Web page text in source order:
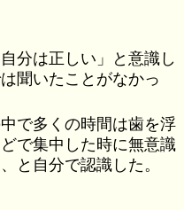
分は正しい」と意識し
聞いたことがなかっ
で多くの時間は歯を浮
で集中した時に無意識
と自分で認識した。